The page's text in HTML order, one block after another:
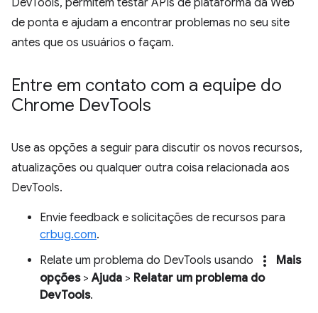
DevTools, permitem testar APIs de plataforma da Web
de ponta e ajudam a encontrar problemas no seu site
antes que os usuários o façam.
Entre em contato com a equipe do
Chrome DevTools
Use as opções a seguir para discutir os novos recursos,
atualizações ou qualquer outra coisa relacionada aos
DevTools.
Envie feedback e solicitações de recursos para
crbug.com.
Relate um problema do DevTools usando
more_vert
Mais
opções>Ajuda > Relatar um problema do
DevTools.